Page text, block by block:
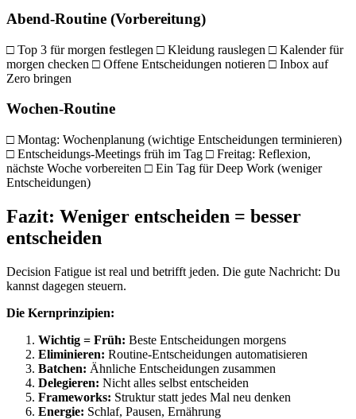
Abend-Routine (Vorbereitung)
□ Top 3 für morgen festlegen □ Kleidung rauslegen □ Kalender für
morgen checken □ Offene Entscheidungen notieren □ Inbox auf
Zero bringen
Wochen-Routine
□ Montag: Wochenplanung (wichtige Entscheidungen terminieren)
□ Entscheidungs-Meetings früh im Tag □ Freitag: Reflexion,
nächste Woche vorbereiten □ Ein Tag für Deep Work (weniger
Entscheidungen)
Fazit: Weniger entscheiden = besser
entscheiden
Decision Fatigue ist real und betrifft jeden. Die gute Nachricht: Du
kannst dagegen steuern.
Die Kernprinzipien:
Wichtig = Früh: Beste Entscheidungen morgens
Eliminieren: Routine-Entscheidungen automatisieren
Batchen: Ähnliche Entscheidungen zusammen
Delegieren: Nicht alles selbst entscheiden
Frameworks: Struktur statt jedes Mal neu denken
Energie: Schlaf, Pausen, Ernährung